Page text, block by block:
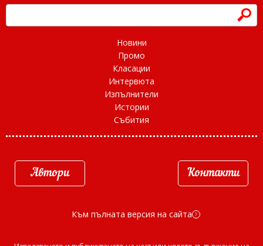
h
Новини
Промо
Класации
Интервюта
Изпълнители
Истории
Събития
Автори Контакти
Към пълната версия на сайта d